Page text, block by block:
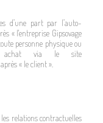
d’une part par l’auto-
« l'entreprise Gipsovage
personne physique ou
achat via le site
« le client ».
relations contractuelles